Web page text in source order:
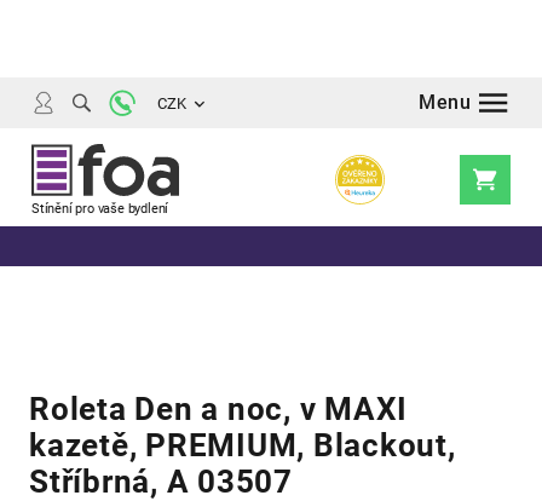
CZK
Nákupní
Roleta Den a noc, v MAXI
kazetě, PREMIUM, Blackout,
Stříbrná, A 03507